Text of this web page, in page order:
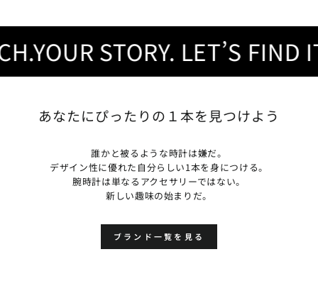
STORY. LET’S FIND IT.
あなたにぴったりの１本を見つけよう
誰かと被るような時計は嫌だ。
デザイン性に優れた自分らしい1本を身につける。
腕時計は単なるアクセサリーではない。
新しい趣味の始まりだ。
ブランド一覧を見る